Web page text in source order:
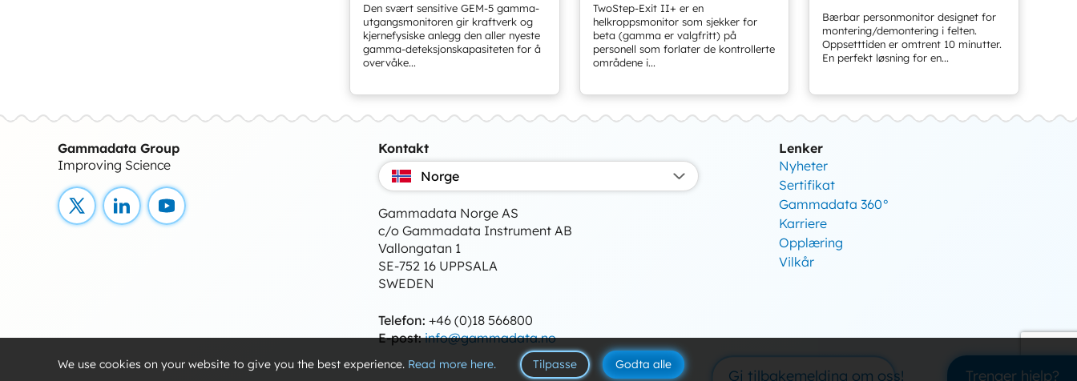
Den svært sensitive GEM-5 gamma-
utgangsmonitoren gir kraftverk og
kjernefysiske anlegg den aller nyeste
gamma-deteksjonskapasiteten for å
overvåke...
TwoStep-Exit II+ er en
helkroppsmonitor som sjekker for
beta (gamma er valgfritt) på
personell som forlater de kontrollerte
områdene i...
Bærbar personmonitor designet for
montering/demontering i felten.
Oppsetttiden er omtrent 10 minutter.
En perfekt løsning for en...
We use cookies on your website to give you the best experience. Read more here. Tilpasse Godta alle
Gammadata Group
Improving Science
X LinkedInYouTube
Kontakt
Norge
Gammadata Norge AS
c/o Gammadata Instrument AB
Vallongatan 1
SE-752 16 UPPSALA
SWEDEN
Telefon: +46 (0)18 566800
E-post: info@gammadata.no
Lenker
Nyheter
Sertifikat
Gammadata 360°
Karriere
Opplæring
Vilkår
Gi tilbakemelding om oss! Trenger hjelp?